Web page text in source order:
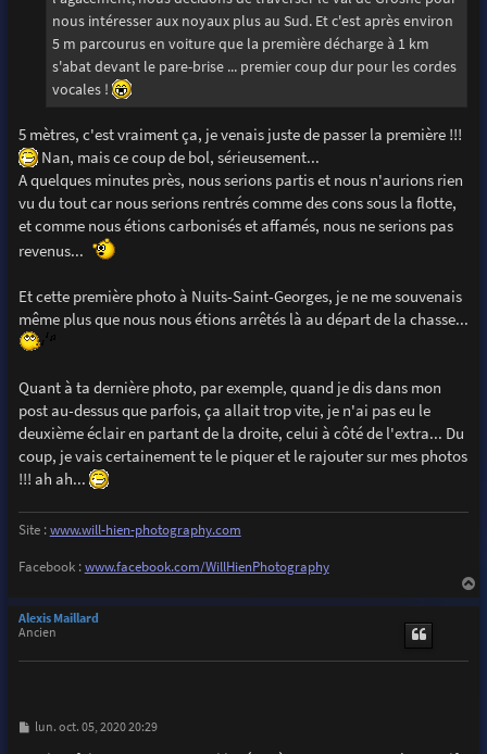
nous intéresser aux noyaux plus au Sud. Et c'est après environ
5 m parcourus en voiture que la première décharge à 1 km
s'abat devant le pare-brise ... premier coup dur pour les cordes
vocales !
5 mètres, c'est vraiment ça, je venais juste de passer la première !!!
Nan, mais ce coup de bol, sérieusement...
A quelques minutes près, nous serions partis et nous n'aurions rien
vu du tout car nous serions rentrés comme des cons sous la flotte,
et comme nous étions carbonisés et affamés, nous ne serions pas
revenus...
Et cette première photo à Nuits-Saint-Georges, je ne me souvenais
même plus que nous nous étions arrêtés là au départ de la chasse...
Quant à ta dernière photo, par exemple, quand je dis dans mon
post au-dessus que parfois, ça allait trop vite, je n'ai pas eu le
deuxième éclair en partant de la droite, celui à côté de l'extra... Du
coup, je vais certainement te le piquer et le rajouter sur mes photos
!!! ah ah...
Site :www.will-hien-photography.com
Facebook :www.facebook.com/WillHienPhotography
Alexis Maillard
Ancien
Mlun. oct. 05, 2020 20:29